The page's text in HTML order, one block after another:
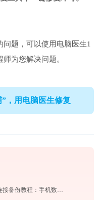
题，可以使用电脑医生1
为您解决问题。
，用电脑医生修复
华为手机助手电脑版下载安装与连接备份教程：手机数据双向传输与系统修复指南